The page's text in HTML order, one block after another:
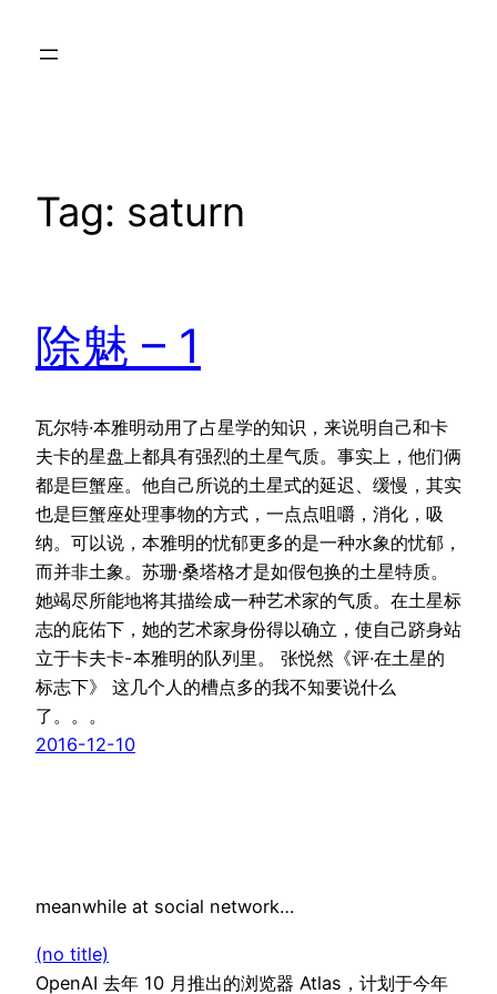
Tag: saturn
除魅 – 1
瓦尔特·本雅明动用了占星学的知识，来说明自己和卡
夫卡的星盘上都具有强烈的土星气质。事实上，他们俩
都是巨蟹座。他自己所说的土星式的延迟、缓慢，其实
也是巨蟹座处理事物的方式，一点点咀嚼，消化，吸
纳。可以说，本雅明的忧郁更多的是一种水象的忧郁，
而并非土象。苏珊·桑塔格才是如假包换的土星特质。
她竭尽所能地将其描绘成一种艺术家的气质。在土星标
志的庇佑下，她的艺术家身份得以确立，使自己跻身站
立于卡夫卡-本雅明的队列里。 张悦然《评·在土星的
标志下》 这几个人的槽点多的我不知要说什么
了。。。
2016-12-10
meanwhile at social network…
(no title)
OpenAI 去年 10 月推出的浏览器 Atlas，计划于今年